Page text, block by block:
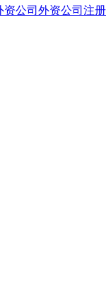
资公司 外资公司注